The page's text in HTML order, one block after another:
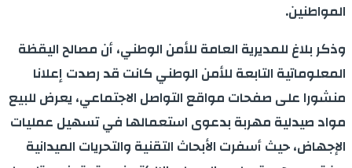
المواطنين.
وذكر بلاغ للمديرية العامة للأمن الوطني، أن مصالح اليقظة
المعلوماتية التابعة للأمن الوطني كانت قد رصدت إعلانا
منشورا على صفحات مواقع التواصل الاجتماعي، يعرض للبيع
مواد صيدلية مهربة بدعوى استعمالها في تسهيل عمليات
الإجهاض، حيث أسفرت الأبحاث التقنية والتحريات الميدانية